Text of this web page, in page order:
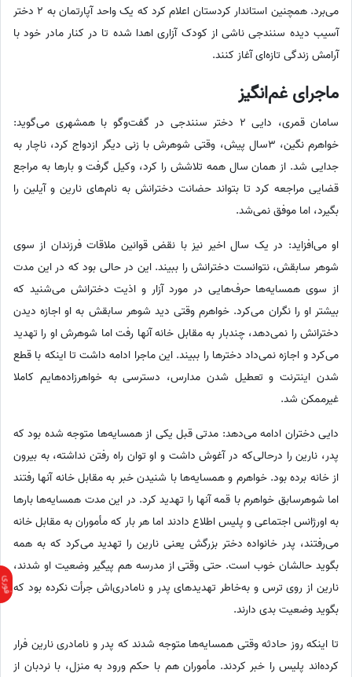
می‌برد. همچنین استاندار کردستان اعلام کرد که یک واحد آپارتمان به 2 دختر
آسیب دیده سنندجی ناشی از کودک آزاری اهدا شده تا در کنار مادر خود با
آرامش زندگی تازه‌ای آغاز کنند.
ماجرای غم‌انگیز
سامان قمری، دایی 2 دختر سنندجی در گفت‌وگو با همشهری می‌گوید:
خواهرم نگین، 3سال پیش، وقتی شوهرش با زنی دیگر ازدواج کرد، ناچار به
جدایی شد. از همان سال همه تلاشش را کرد، وکیل گرفت و بارها به مراجع
قضایی مراجعه کرد تا بتواند حضانت دخترانش به نام‌های نارین و آیلین را
بگیرد، اما موفق نمی‌شد.
او می‌افزاید: در یک سال اخیر نیز با نقض قوانین ملاقات فرزندان از سوی
شوهر سابقش، نتوانست دخترانش را ببیند. این در حالی بود که در این مدت
از سوی همسایه‌ها حرف‌هایی در مورد آزار و اذیت دخترانش می‌شنید که
بیشتر او را نگران می‌کرد. خواهرم وقتی دید شوهر سابقش به او اجازه دیدن
دخترانش را نمی‌دهد، چندبار به مقابل خانه آنها رفت اما شوهرش او را تهدید
می‌کرد و اجازه نمی‌داد دخترها را ببیند. این ماجرا ادامه داشت تا اینکه با قطع
شدن اینترنت و تعطیل شدن مدارس، دسترسی به خواهرزاده‌هایم کاملا
غیرممکن شد.
دایی دختران ادامه می‌دهد: مدتی قبل یکی از همسایه‌ها متوجه شده بود که
پدر، نارین را درحالی‌که در آغوش داشت و او توان راه رفتن نداشته، به بیرون
از خانه برده بود. خواهرم و همسایه‌ها با شنیدن خبر به مقابل خانه آنها رفتند
اما شوهرسابق خواهرم با قمه آنها را تهدید کرد. در این مدت همسایه‌ها بارها
به اورژانس اجتماعی و پلیس اطلاع دادند اما هر بار که مأموران به مقابل خانه
می‌رفتند، پدر خانواده دختر بزرگش یعنی نارین را تهدید می‌کرد که به همه
بگوید حالشان خوب است. حتی وقتی از مدرسه هم پیگیر وضعیت او شدند،
نارین از روی ترس و به‌خاطر تهدیدهای پدر و نامادری‌اش جرأت نکرده بود که
بگوید وضعیت بدی دارند.
تا اینکه روز حادثه وقتی همسایه‌ها متوجه شدند که پدر و نامادری نارین فرار
کرده‌اند پلیس را خبر کردند. مأموران هم با حکم ورود به منزل، با نردبان از